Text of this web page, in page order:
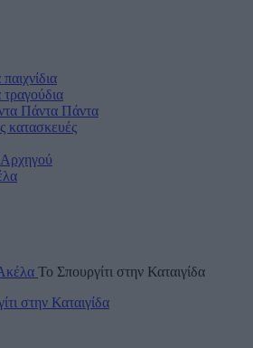
Πάντα Πάντα
κατασκευές
Το Σπουργίτι στην Καταιγίδα